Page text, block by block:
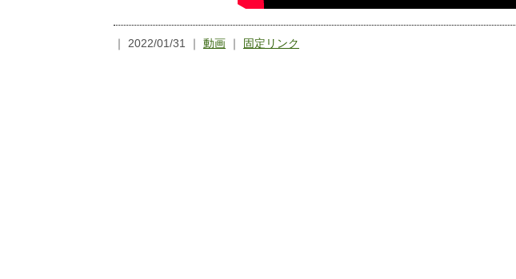
｜ 2022/01/31 ｜ 動画 ｜ 固定リンク